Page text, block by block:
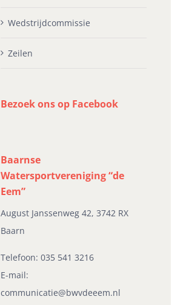
Wedstrijdcommissie
Zeilen
Bezoek ons op Facebook
Baarnse
Watersportvereniging “de
Eem”
August Janssenweg 42, 3742 RX
Baarn
Telefoon:035 541 3216
E-mail:
communicatie@bwvdeeem.nl